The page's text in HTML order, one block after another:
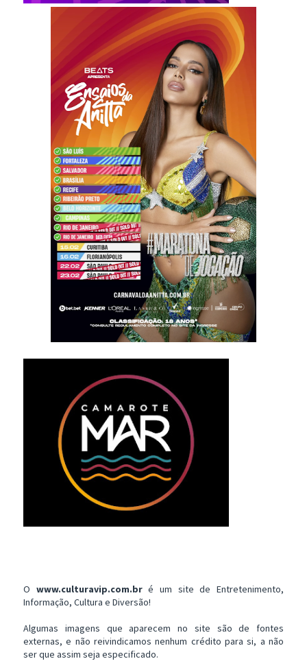
O www.culturavip.com.bré um site de Entretenimento,
Informação, Cultura e Diversão!
Algumas imagens que aparecem no site são de fontes
externas, e não reivindicamos nenhum crédito para si, a não
ser que assim seja especificado.